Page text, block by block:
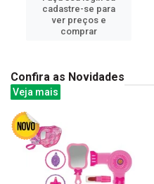
cadastre-se para
ver preços e
comprar
Confira as Novidades
Veja mais